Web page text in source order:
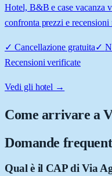
Hotel, B&B e case vacanza
confronta prezzi e
✓ Cancellazione gratuita✓
Recensioni verificate
Vedi gli hotel →
Come arrivare a
Domande
Qual è il CAP di Via